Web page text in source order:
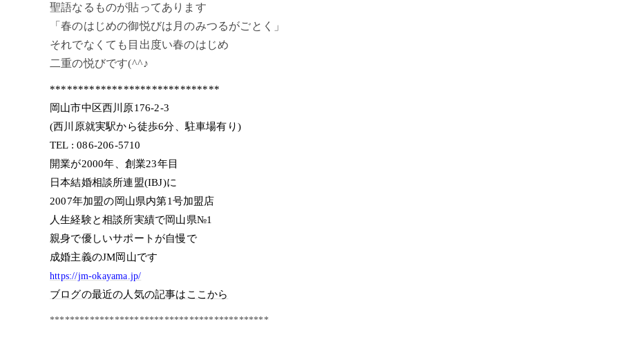
聖語なるものが貼ってあります
「春のはじめの御悦びは月のみつるがごとく」
それでなくても目出度い春のはじめ
二重の悦びです(^^♪
******************************
岡山市中区西川原176-2-3
(西川原就実駅から徒歩6分、駐車場有り)
TEL : 086-206-5710
開業が2000年、創業23年目
日本結婚相談所連盟(IBJ)に
2007年加盟の岡山県内第1号加盟店
人生経験と相談所実績で岡山県№1
親身で優しいサポートが自慢で
成婚主義のJM岡山です
https://jm-okayama.jp/
ブログの最近の人気の記事はここから
********************************************